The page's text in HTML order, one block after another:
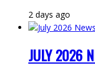
2 days ago
JULY 2026